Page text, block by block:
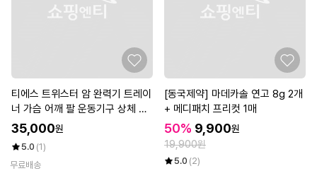
티에스 트위스터 암 완력기 트레이
너 가슴 어깨 팔 운동기구 상체 피
트니스 머신
35,000원
5.0 (1)
무료배송
[동국제약] 마데카솔 연고 8g 2개
+ 메디패치 프리컷 1매
50% 9,900원
19,900원
5.0 (2)